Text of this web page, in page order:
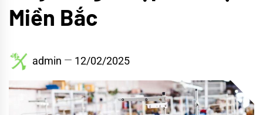
Miền Bắc
admin 12/02/2025